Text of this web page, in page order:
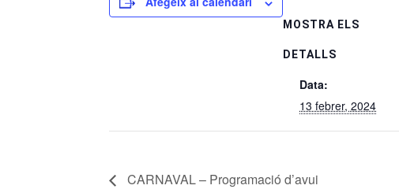
MOSTRA ELS
DETALLS
Data:
13 febrer, 2024
CARNAVAL – Programació d’avui